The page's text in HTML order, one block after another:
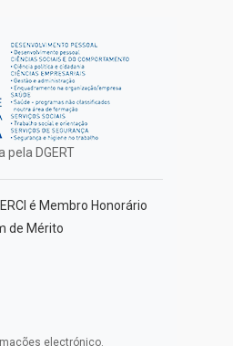
pela DGERT
é Membro Honorário
de Mérito
electrónico.